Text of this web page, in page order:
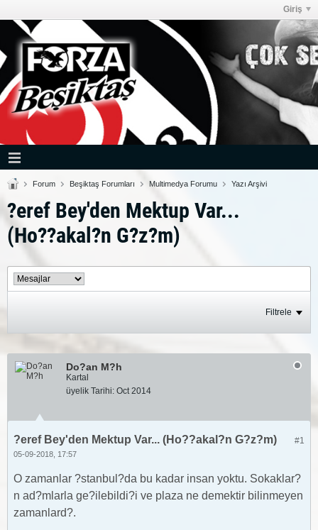
Giriş
Forum Beşiktaş Forumları Multimedya Forumu Yazı Arşivi
?eref Bey'den Mektup Var...
(Ho??akal?n G?z?m)
Filtrele
Do?an M?h
Kartal
üyelik Tarihi: Oct 2014
#1
?eref Bey'den Mektup Var... (Ho??akal?n G?z?m)
05-09-2018, 17:57
O zamanlar ?stanbul?da bu kadar insan yoktu. Sokaklar?
n ad?mlarla ge?ilebildi?i ve plaza ne demektir bilinmeyen
zamanlard?.